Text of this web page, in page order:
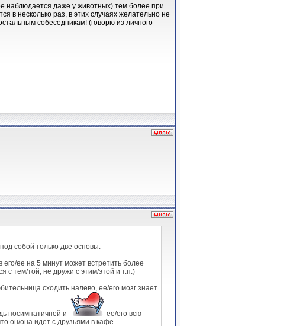
наблюдается даже у животных) тем более при
в несколько раз, в этих случаях желательно не
собеседникам! (говорю из личного
собой только две основы.
ее на 5 минут может встретить более
с тем/той, не дружи с этим/этой и т.п.)
сходить налево, ее/его мозг знает
посимпатичней и
ее/его всю
он/она идет с друзьями в кафе